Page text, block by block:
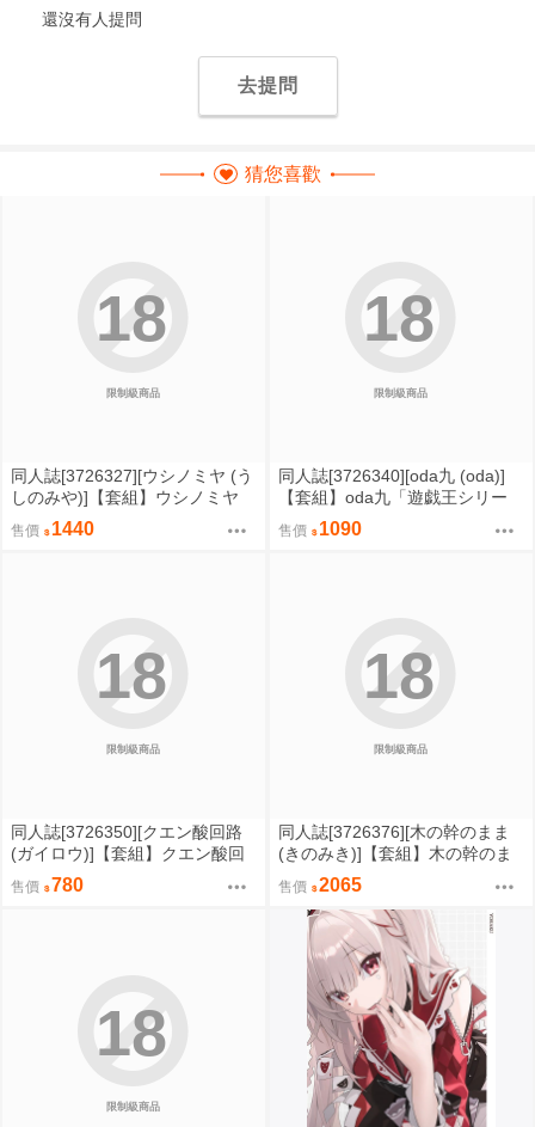
還沒有人提問
去提問
猜您喜歡
限制級商品
18
同人誌[3726327][ウシノミヤ (う
しのみや)]【套組】ウシノミヤ
「オリジナル本」セット (原創)
售價 1440
限制級商品
18
同人誌[3726340][oda九 (oda)]
【套組】oda九「遊戯王シリー
ズ」セット (遊戲王)
售價 1090
限制級商品
18
同人誌[3726350][クエン酸回路
(ガイロウ)]【套組】クエン酸回
路「ブルアカ本」セット (蔚藍檔
案)
售價 780
限制級商品
18
同人誌[3726376][木の幹のまま
(きのみき)]【套組】木の幹のま
ま「ブルアカ本」セット (蔚藍檔
案)
售價 2065
限制級商品
18